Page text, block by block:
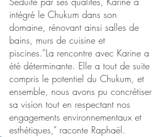
intégré le Chukum dans son
domaine, rénovant ainsi salles de
bains, murs de cuisine et
piscines.”La rencontre avec Karine a
été déterminante. Elle a tout de suite
compris le potentiel du Chukum, et
ensemble, nous avons pu concrétiser
sa vision tout en respectant nos
engagements environnementaux et
esthétiques,” raconte Raphaël.